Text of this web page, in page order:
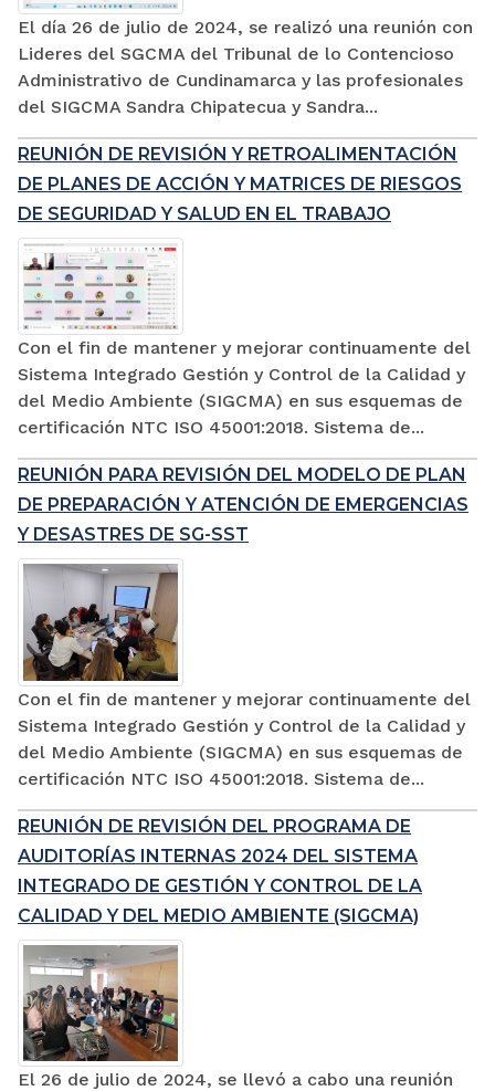
El día 26 de julio de 2024, se realizó una reunión con
Lideres del SGCMA del Tribunal de lo Contencioso
Administrativo de Cundinamarca y las profesionales
del SIGCMA Sandra Chipatecua y Sandra...
REUNIÓN DE REVISIÓN Y RETROALIMENTACIÓN
DE PLANES DE ACCIÓN Y MATRICES DE RIESGOS
DE SEGURIDAD Y SALUD EN EL TRABAJO
Con el fin de mantener y mejorar continuamente del
Sistema Integrado Gestión y Control de la Calidad y
del Medio Ambiente (SIGCMA) en sus esquemas de
certificación NTC ISO 45001:2018. Sistema de...
REUNIÓN PARA REVISIÓN DEL MODELO DE PLAN
DE PREPARACIÓN Y ATENCIÓN DE EMERGENCIAS
Y DESASTRES DE SG-SST
Con el fin de mantener y mejorar continuamente del
Sistema Integrado Gestión y Control de la Calidad y
del Medio Ambiente (SIGCMA) en sus esquemas de
certificación NTC ISO 45001:2018. Sistema de...
REUNIÓN DE REVISIÓN DEL PROGRAMA DE
AUDITORÍAS INTERNAS 2024 DEL SISTEMA
INTEGRADO DE GESTIÓN Y CONTROL DE LA
CALIDAD Y DEL MEDIO AMBIENTE (SIGCMA)
El 26 de julio de 2024, se llevó a cabo una reunión